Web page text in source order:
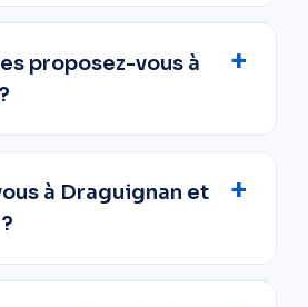
proposez-vous à
à Draguignan et